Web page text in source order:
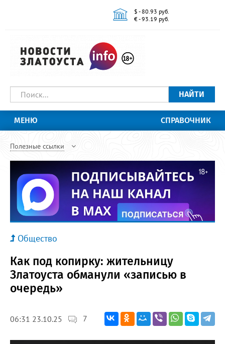
$ - 80.93 руб.
€ - 93.19 руб.
НАЙТИ
МЕНЮ СПРАВОЧНИК
Полезные ссылки
Общество
Как под копирку: жительницу
Златоуста обманули «записью в
очередь»
06:31 23.10.25 7